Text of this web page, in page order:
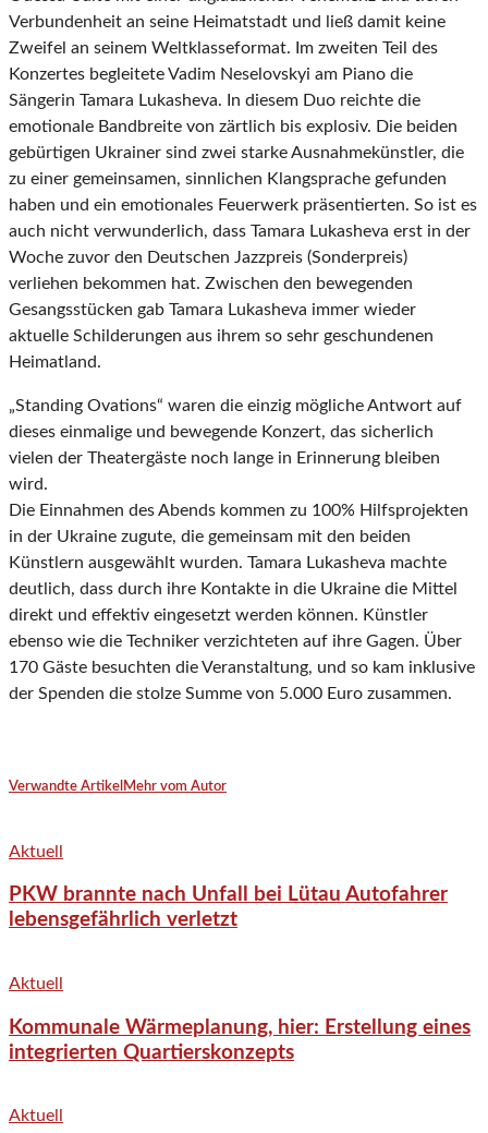
Verbundenheit an seine Heimatstadt und ließ damit keine
Zweifel an seinem Weltklasseformat. Im zweiten Teil des
Konzertes begleitete Vadim Neselovskyi am Piano die
Sängerin Tamara Lukasheva. In diesem Duo reichte die
emotionale Bandbreite von zärtlich bis explosiv. Die beiden
gebürtigen Ukrainer sind zwei starke Ausnahmekünstler, die
zu einer gemeinsamen, sinnlichen Klangsprache gefunden
haben und ein emotionales Feuerwerk präsentierten. So ist es
auch nicht verwunderlich, dass Tamara Lukasheva erst in der
Woche zuvor den Deutschen Jazzpreis (Sonderpreis)
verliehen bekommen hat. Zwischen den bewegenden
Gesangsstücken gab Tamara Lukasheva immer wieder
aktuelle Schilderungen aus ihrem so sehr geschundenen
Heimatland.
„Standing Ovations“ waren die einzig mögliche Antwort auf
dieses einmalige und bewegende Konzert, das sicherlich
vielen der Theatergäste noch lange in Erinnerung bleiben
wird.
Die Einnahmen des Abends kommen zu 100% Hilfsprojekten
in der Ukraine zugute, die gemeinsam mit den beiden
Künstlern ausgewählt wurden. Tamara Lukasheva machte
deutlich, dass durch ihre Kontakte in die Ukraine die Mittel
direkt und effektiv eingesetzt werden können. Künstler
ebenso wie die Techniker verzichteten auf ihre Gagen. Über
170 Gäste besuchten die Veranstaltung, und so kam inklusive
der Spenden die stolze Summe von 5.000 Euro zusammen.
Verwandte Artikel Mehr vom Autor
Aktuell
PKW brannte nach Unfall bei Lütau Autofahrer
lebensgefährlich verletzt
Aktuell
Kommunale Wärmeplanung, hier: Erstellung eines
integrierten Quartierskonzepts
Aktuell